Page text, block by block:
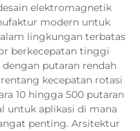
elektromagnetik
modern untuk
lingkungan terbatas
berkecepatan tinggi
putaran rendah
kecepatan rotasi
10 hingga 500 putaran
untuk aplikasi di mana
penting. Arsitektur